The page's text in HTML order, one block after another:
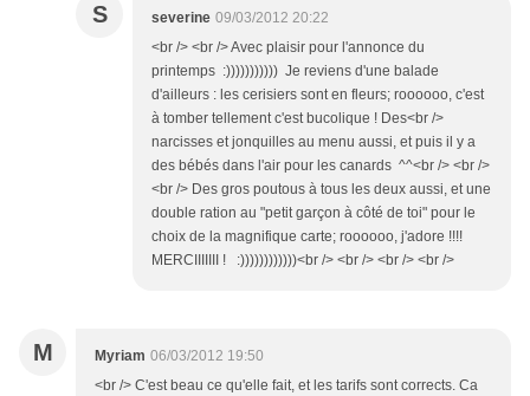
S severine 09/03/2012 20:22
<br /> <br /> Avec plaisir pour l'annonce du
printemps :))))))))))) Je reviens d'une balade
d'ailleurs : les cerisiers sont en fleurs; roooooo, c'est
à tomber tellement c'est bucolique ! Des<br />
narcisses et jonquilles au menu aussi, et puis il y a
des bébés dans l'air pour les canards ^^<br /> <br />
<br /> Des gros poutous à tous les deux aussi, et une
double ration au "petit garçon à côté de toi" pour le
choix de la magnifique carte; roooooo, j'adore !!!!
MERCIIIIIII ! :))))))))))))<br /> <br /> <br /> <br />
M Myriam 06/03/2012 19:50
<br /> C'est beau ce qu'elle fait, et les tarifs sont corrects. Ca